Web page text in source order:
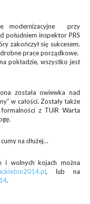
modernizacyjne przy
południem inspektor PRS
zakończył się sukcesem.
prace porządkowe.
pokładzie, wszystko jest
została owiewka nad
w całości. Zostały także
z TUiR Warta
na dłużej…
i wolnych kojach można
, lub na
.